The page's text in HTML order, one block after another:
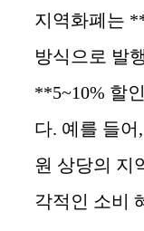
지역화폐는
방식으로 발
**5~10% 할
다. 예를 들어
원 상당의 지
각적인 소비